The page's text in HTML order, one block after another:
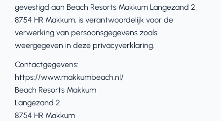
gevestigd aan Beach Resorts Makkum Langezand 2,
8754 HR Makkum, is verantwoordelijk voor de
verwerking van persoonsgegevens zoals
weergegeven in deze privacyverklaring.
Contactgegevens:
https://www.makkumbeach.nl/
Beach Resorts Makkum
Langezand 2
8754 HR Makkum